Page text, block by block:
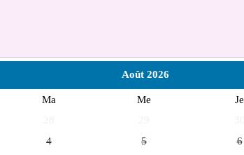
Août 2026
Ma Me Je
4 5 6